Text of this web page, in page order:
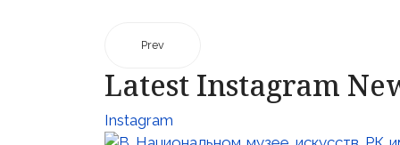
Prev
Latest Instagram
Instagram